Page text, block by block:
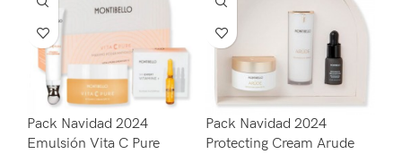
Pack Navidad 2024
Emulsión Vita C Pure
Pack Navidad 2024
Protecting Cream Arude